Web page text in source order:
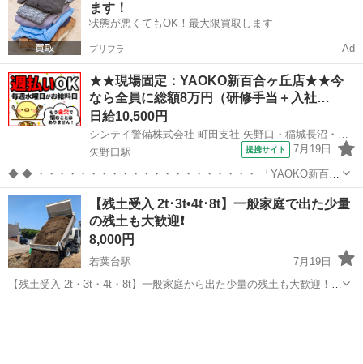
います🌱 こ... ます！
状態が悪くてもOK！最大限買取します
プリフラ Ad
★★現場固定：YAOKO新百合ヶ丘店★★今
なら全員に総額8万円（研修手当＋入社…
日給10,500円
矢野口駅
提携サイト 7月19日
◆ ◆ ・・・・・・・・・・・・・・・・・・・・・ 「YAOKO新百合
ヶ丘店」で働こう！ 未経験から始めたい方、勿論歓迎です★
・・・・・・・・・・・・・・・・・・・・・ 基本は10時～19時の実
働8時間程度の勤務です...
東京 稲城市 矢野口駅 警備員
【残土受入 2t･3t•4t･8t】一般家庭で出た少量
の残土も大歓迎❗️
8,000円
若葉台駅
7月19日
【残土受入 2t・3t・4t・8t】一般家庭から出た少量の残土も大歓迎！